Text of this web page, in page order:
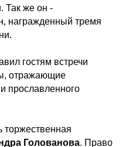
Так же он -
награжденный тремя
гостям встречи
отражающие
прославленного
торжественная
Голованова. Право